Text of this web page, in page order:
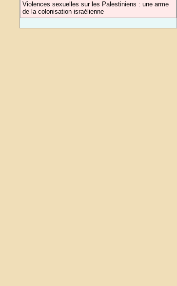
Violences sexuelles sur les Palestiniens : une arme
de la colonisation israélienne